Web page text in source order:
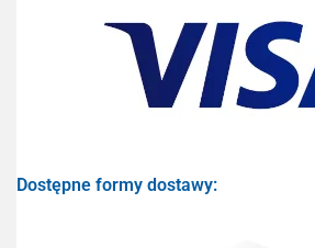
Dostępne formy dostawy: